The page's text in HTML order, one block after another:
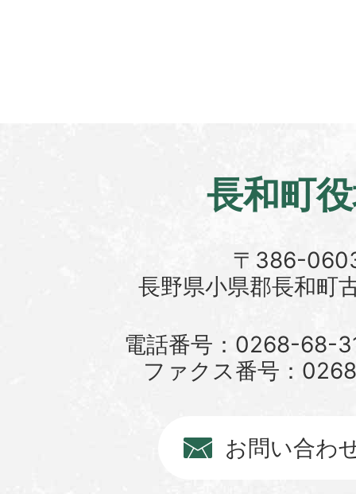
長和町
〒386-
長野県小県郡長和町
電話番号：0268-68-
ファクス番号：
お問い合わ